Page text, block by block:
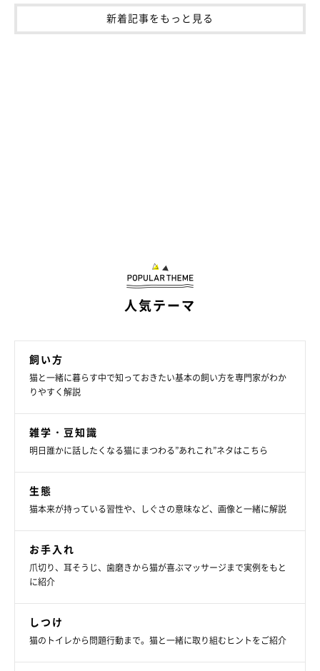
新着記事をもっと見る
人気テーマ
飼い方
猫と一緒に暮らす中で知っておきたい基本の飼い方を専門家がわか
りやすく解説
雑学・豆知識
明日誰かに話したくなる猫にまつわる”あれこれ”ネタはこちら
生態
猫本来が持っている習性や、しぐさの意味など、画像と一緒に解説
お手入れ
爪切り、耳そうじ、歯磨きから猫が喜ぶマッサージまで実例をもと
に紹介
しつけ
猫のトイレから問題行動まで。猫と一緒に取り組むヒントをご紹介